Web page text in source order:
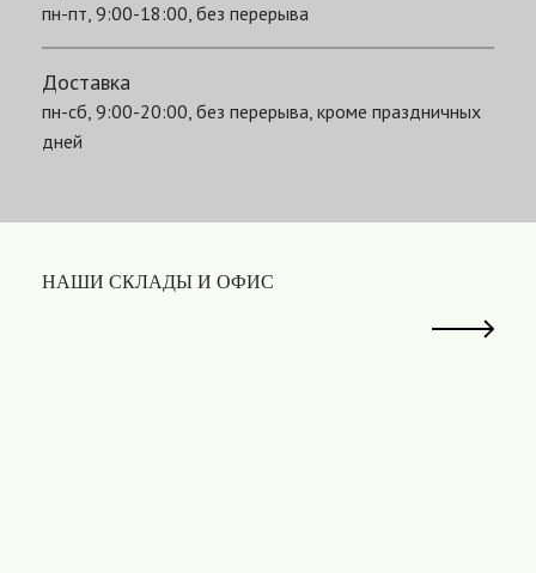
пн-пт, 9:00-18:00, без перерыва
Доставка
пн-сб, 9:00-20:00, без перерыва, кроме праздничных
дней
НАШИ СКЛАДЫ И ОФИС